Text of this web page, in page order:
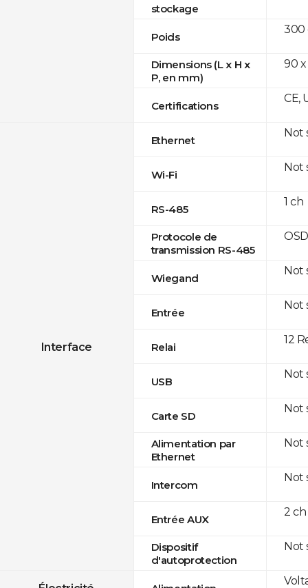
stockage
Poids
Dimensions (L x H x
P, en mm)
Certifications
Interface
Ethernet
Wi-Fi
RS-485
Protocole de
transmission RS-485
Wiegand
Entrée
Relai
USB
Carte SD
Alimentation par
Ethernet
Intercom
Entrée AUX
Dispositif
d'autoprotection
300
90 x
CE,
Not
Not
1 ch
Not
Not
12
Not
Not
Not
Not
2
Not